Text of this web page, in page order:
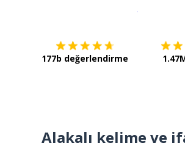
177b değerlendirme
Alakalı kelime ve